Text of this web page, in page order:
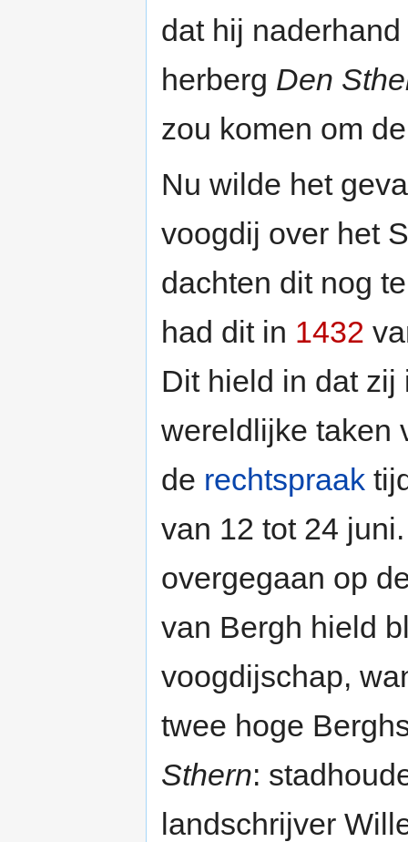
dat hij
herberg Den
zou komen om
Nu wilde het
voogdij over het
dachten dit nog
had dit in 1432
Dit hield in dat
wereldlijke taken
de rechtspraak
van 12 tot 24
overgegaan op
van Bergh hield
voogdijschap,
twee hoge
Sthern:
landschrijver